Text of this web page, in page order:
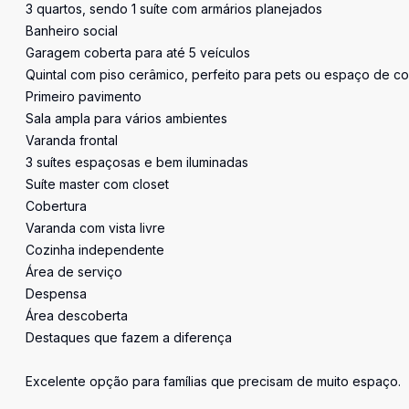
3 quartos, sendo 1 suíte com armários planejados
Banheiro social
Garagem coberta para até 5 veículos
Quintal com piso cerâmico, perfeito para pets ou espaço de
Primeiro pavimento
Sala ampla para vários ambientes
Varanda frontal
3 suítes espaçosas e bem iluminadas
Suíte master com closet
Cobertura
Varanda com vista livre
Cozinha independente
Área de serviço
Despensa
Área descoberta
Destaques que fazem a diferença
Excelente opção para famílias que precisam de muito espaço.